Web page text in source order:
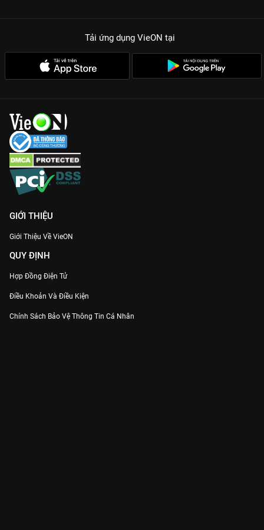
Tải ứng dụng VieON tại
GIỚI THIỆU
Giới Thiệu Về VieON
QUY ĐỊNH
Hợp Đồng Điện Tử
Điều Khoản Và Điều Kiện
Chính Sách Bảo Vệ Thông Tin Cá Nhân